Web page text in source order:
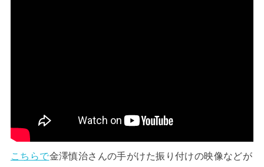
こちらで金澤慎治さんの手がけた振り付けの映像などが